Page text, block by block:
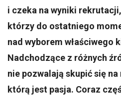
i czeka na wyniki
którzy do ostatniego
nad wyborem właściwego
Nadchodzące z różnych
nie pozwalają skupić się
którą jest pasja. Coraz